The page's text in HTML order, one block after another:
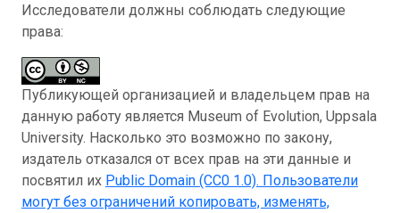
Исследователи должны соблюдать следующие
права:
Публикующей организацией и владельцем прав на
данную работу является Museum of Evolution, Uppsala
University. Насколько это возможно по закону,
издатель отказался от всех прав на эти данные и
посвятил их Public Domain (CC0 1.0). Пользователи
могут без ограничений копировать, изменять,